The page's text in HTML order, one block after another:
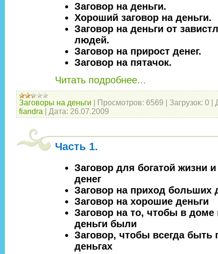
Заговор на деньги.
Хороший заговор на деньги.
Заговор на деньги от
людей.
Заговор на прирост денег.
Заговор на пятачок.
Читать подробнее...
Заговоры на деньги Просмотров: 6569 Загрузок: 0
fiandra
Дата: 26.07.2009
Часть 1.
Заговор для богатой жизни
денег
Заговор на приход больших
Заговор на хорошие деньги
Заговор на то, чтобы в доме
деньги были
Заговор, чтобы всегда быть
деньгах